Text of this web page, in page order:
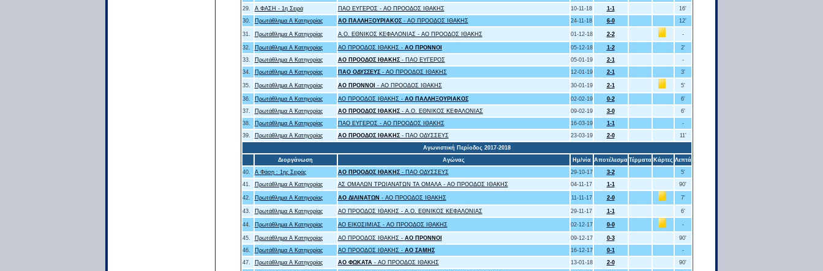
29.
Α ΦΑΣΗ - 1η Σειρά ΠΑΟ ΕΥΓΕΡΟΣ - ΑΟ ΠΡΟΟΔΟΣ ΙΘΑΚΗΣ 10-11-18 1-1
16'
30.
Πρωτάθλημα Α Κατηγορίας ΑΟ ΠΑΛΛΗΞΟΥΡΙΑΚΟΣ- ΑΟ ΠΡΟΟΔΟΣ ΙΘΑΚΗΣ 24-11-18 6-0 12'
31. Πρωτάθλημα Α Κατηγορίας A.O. ΕΘΝΙΚΟΣ ΚΕΦΑΛΟΝΙΑΣ - ΑΟ ΠΡΟΟΔΟΣ ΙΘΑΚΗΣ 01-12-18 2-2 -
32. Πρωτάθλημα Α Κατηγορίας ΑΟ ΠΡΟΟΔΟΣ ΙΘΑΚΗΣ - ΑΟ ΠΡΟΝΝΟΙ 05-12-18 1-2
2'
33.
Πρωτάθλημα Α Κατηγορίας ΑΟ ΠΡΟΟΔΟΣ ΙΘΑΚΗΣ- ΠΑΟ ΕΥΓΕΡΟΣ 05-01-19 2-1
-
34.
Πρωτάθλημα Α Κατηγορίας ΠΑΟ ΟΔΥΣΣΕΥΣ- ΑΟ ΠΡΟΟΔΟΣ ΙΘΑΚΗΣ 12-01-19 2-1 3'
35. Πρωτάθλημα Α Κατηγορίας ΑΟ ΠΡΟΝΝΟΙ - ΑΟ ΠΡΟΟΔΟΣ ΙΘΑΚΗΣ 30-01-19 2-1 5'
36. Πρωτάθλημα Α Κατηγορίας ΑΟ ΠΡΟΟΔΟΣ ΙΘΑΚΗΣ - ΑΟ ΠΑΛΛΗΞΟΥΡΙΑΚΟΣ 02-02-19 0-2
6'
37.
Πρωτάθλημα Α Κατηγορίας ΑΟ ΠΡΟΟΔΟΣ ΙΘΑΚΗΣ- A.O. ΕΘΝΙΚΟΣ ΚΕΦΑΛΟΝΙΑΣ 09-02-19 3-0
6'
38.
Πρωτάθλημα Α Κατηγορίας ΠΑΟ ΕΥΓΕΡΟΣ - ΑΟ ΠΡΟΟΔΟΣ ΙΘΑΚΗΣ 16-03-19 1-1
-
39.
Πρωτάθλημα Α Κατηγορίας ΑΟ ΠΡΟΟΔΟΣ ΙΘΑΚΗΣ- ΠΑΟ ΟΔΥΣΣΕΥΣ 23-03-19 2-0
11'
Αγωνιστική Περίοδος 2017-2018
Διοργάνωση
Αγώνας Ημ/νία Αποτέλεσμα Τέρματα Κάρτες Λεπτά
40.
Α Φάση : 1ης Σειράς ΑΟ ΠΡΟΟΔΟΣ ΙΘΑΚΗΣ- ΠΑΟ ΟΔΥΣΣΕΥΣ 29-10-17 3-2
5'
41.
Πρωτάθλημα Α Κατηγορίας ΑΣ ΟΜΑΛΩΝ ΤΡΩΙΑΝΑΤΩΝ ΤΑ ΟΜΑΛΑ - ΑΟ ΠΡΟΟΔΟΣ ΙΘΑΚΗΣ 04-11-17 1-1 90'
42. Πρωτάθλημα Α Κατηγορίας ΑΟ ΔΙΛΙΝΑΤΩΝ - ΑΟ ΠΡΟΟΔΟΣ ΙΘΑΚΗΣ 11-11-17 2-0 7'
43. Πρωτάθλημα Α Κατηγορίας ΑΟ ΠΡΟΟΔΟΣ ΙΘΑΚΗΣ - A.O. ΕΘΝΙΚΟΣ ΚΕΦΑΛΟΝΙΑΣ 29-11-17 1-1 6'
44. Πρωτάθλημα Α Κατηγορίας ΑΟ ΕΙΚΟΣΙΜΙΑΣ - ΑΟ ΠΡΟΟΔΟΣ ΙΘΑΚΗΣ 02-12-17 0-0 -
45. Πρωτάθλημα Α Κατηγορίας ΑΟ ΠΡΟΟΔΟΣ ΙΘΑΚΗΣ - ΑΟ ΠΡΟΝΝΟΙ 09-12-17 0-3
90'
46.
Πρωτάθλημα Α Κατηγορίας ΑΟ ΠΡΟΟΔΟΣ ΙΘΑΚΗΣ - ΑΟ ΣΑΜΗΣ 16-12-17 0-1
-
47.
Πρωτάθλημα Α Κατηγορίας ΑΟ ΦΩΚΑΤΑ- ΑΟ ΠΡΟΟΔΟΣ ΙΘΑΚΗΣ 13-01-18 2-0
90'